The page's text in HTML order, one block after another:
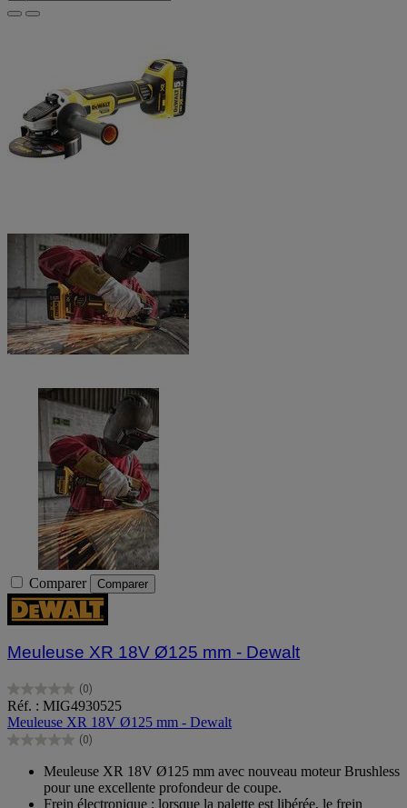
Comparer Comparer
Meuleuse XR 18V Ø125 mm - Dewalt
(0)
0.0
sur
5
étoiles.
Réf. : MIG4930525
Meuleuse XR 18V Ø125 mm - Dewalt
(0)
0.0
étoiles.
Meuleuse XR 18V Ø125 mm avec nouveau moteur Brushless
pour une excellente profondeur de coupe.
Frein électronique : lorsque la palette est libérée, le frein